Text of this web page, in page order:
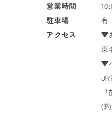
営業時間
駐車場
有
アクセス
▼
東
▼
JR
(